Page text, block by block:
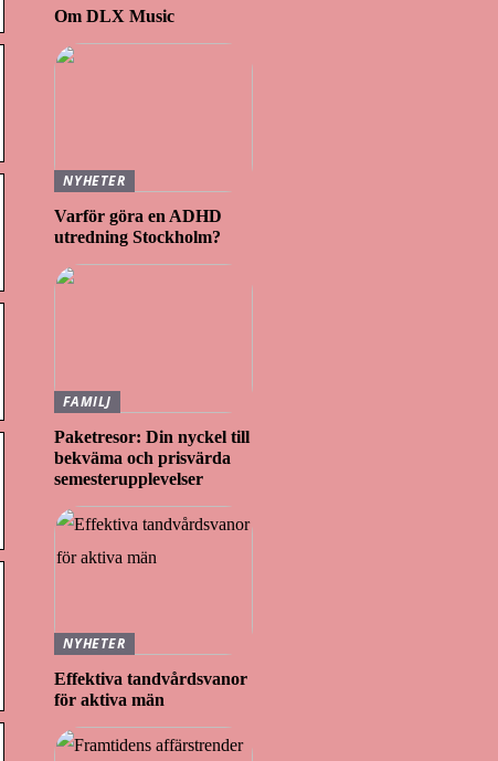
Om DLX Music
NYHETER
Varför göra en ADHD
utredning Stockholm?
FAMILJ
Paketresor: Din nyckel till
bekväma och prisvärda
semesterupplevelser
NYHETER
Effektiva tandvårdsvanor
för aktiva män